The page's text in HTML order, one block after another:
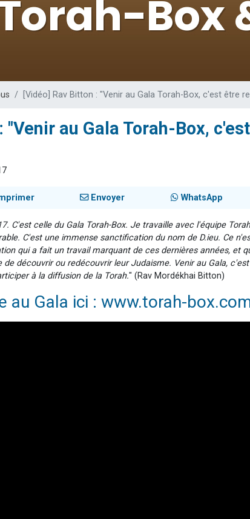
2 personnes viennent de nous rejoindre sur WhatsApp
3 personnes viennent de nous rejoindre sur WhatsApp
[Vidéo] Rav Bitton : "Venir au Gala Torah-Box, c'est être
"Venir au Gala Torah-Box,
Envoyer WhatsApp
C'est celle du Gala Torah-Box. Je travaille avec l'équipe
C'est une immense sanctification du nom de D.ieu. Ce
qui a fait un travail marquant de ces dernières années, et
découvrir ou redécouvrir leur Judaisme. Venir au Gala,
à la diffusion de la Torah." (Rav Mordékhai Bitton)
au Gala ici : www.torah-